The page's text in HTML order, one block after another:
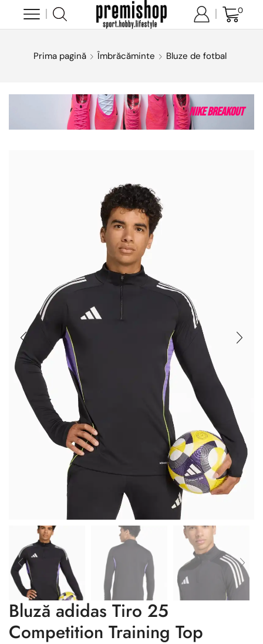
0
Prima pagină Îmbrăcăminte Bluze de fotbal
Nike Breakout
Bluză adidas Tiro 25
Competition Training Top